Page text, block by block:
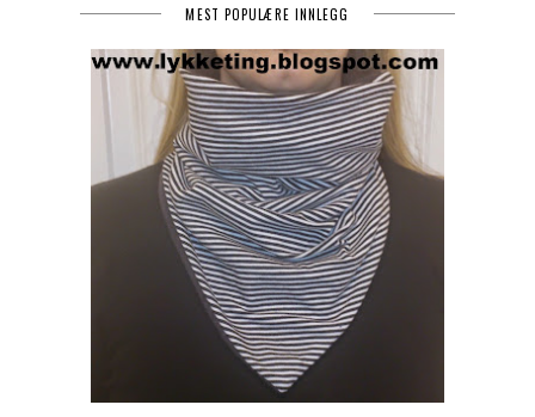
MEST POPULÆRE INNLEGG